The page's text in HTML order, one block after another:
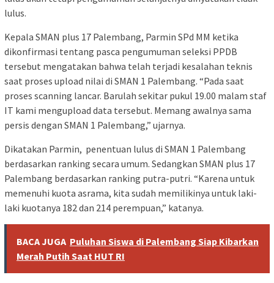
lulus.
Kepala SMAN plus 17 Palembang, Parmin SPd MM ketika
dikonfirmasi tentang pasca pengumuman seleksi PPDB
tersebut mengatakan bahwa telah terjadi kesalahan teknis
saat proses upload nilai di SMAN 1 Palembang. “Pada saat
proses scanning lancar. Barulah sekitar pukul 19.00 malam staf
IT kami mengupload data tersebut. Memang awalnya sama
persis dengan SMAN 1 Palembang,” ujarnya.
Dikatakan Parmin, penentuan lulus di SMAN 1 Palembang
berdasarkan ranking secara umum. Sedangkan SMAN plus 17
Palembang berdasarkan ranking putra-putri. “Karena untuk
memenuhi kuota asrama, kita sudah memilikinya untuk laki-
laki kuotanya 182 dan 214 perempuan,” katanya.
BACA JUGA Puluhan Siswa di Palembang Siap Kibarkan
Merah Putih Saat HUT RI